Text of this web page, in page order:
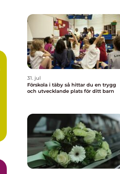
31. jul
Förskola i täby så hittar du en trygg
och utvecklande plats för ditt barn